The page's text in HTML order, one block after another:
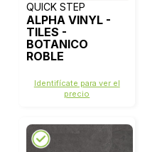
QUICK STEP
ALPHA VINYL -
TILES -
BOTANICO
ROBLE
AVST40235
Identifícate para ver el
precio